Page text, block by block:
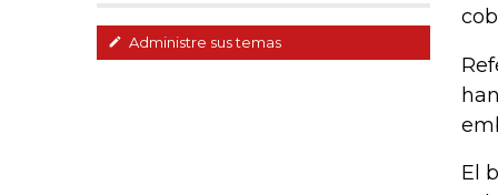
Administre sus temas
El